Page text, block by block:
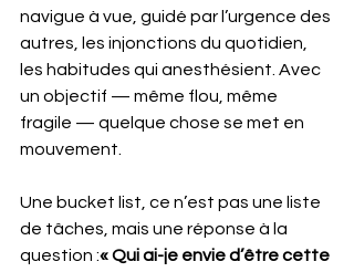
navigue à vue, guidé par l’urgence des
autres, les injonctions du quotidien,
les habitudes qui anesthésient. Avec
un objectif — même flou, même
fragile — quelque chose se met en
mouvement.
Une bucket list, ce n’est pas une liste
de tâches, mais une réponse à la
question :« Qui ai-je envie d’être cette